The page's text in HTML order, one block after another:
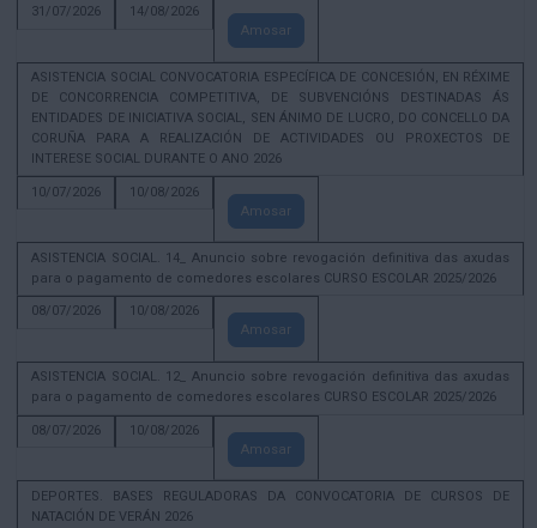
31/07/2026
14/08/2026
Amosar
ASISTENCIA SOCIAL CONVOCATORIA ESPECÍFICA DE CONCESIÓN, EN RÉXIME
DE CONCORRENCIA COMPETITIVA, DE SUBVENCIÓNS DESTINADAS ÁS
ENTIDADES DE INICIATIVA SOCIAL, SEN ÁNIMO DE LUCRO, DO CONCELLO DA
CORUÑA PARA A REALIZACIÓN DE ACTIVIDADES OU PROXECTOS DE
INTERESE SOCIAL DURANTE O ANO 2026
10/07/2026
10/08/2026
Amosar
ASISTENCIA SOCIAL. 14_ Anuncio sobre revogación definitiva das axudas
para o pagamento de comedores escolares CURSO ESCOLAR 2025/2026
08/07/2026
10/08/2026
Amosar
ASISTENCIA SOCIAL. 12_ Anuncio sobre revogación definitiva das axudas
para o pagamento de comedores escolares CURSO ESCOLAR 2025/2026
08/07/2026
10/08/2026
Amosar
DEPORTES. BASES REGULADORAS DA CONVOCATORIA DE CURSOS DE
NATACIÓN DE VERÁN 2026